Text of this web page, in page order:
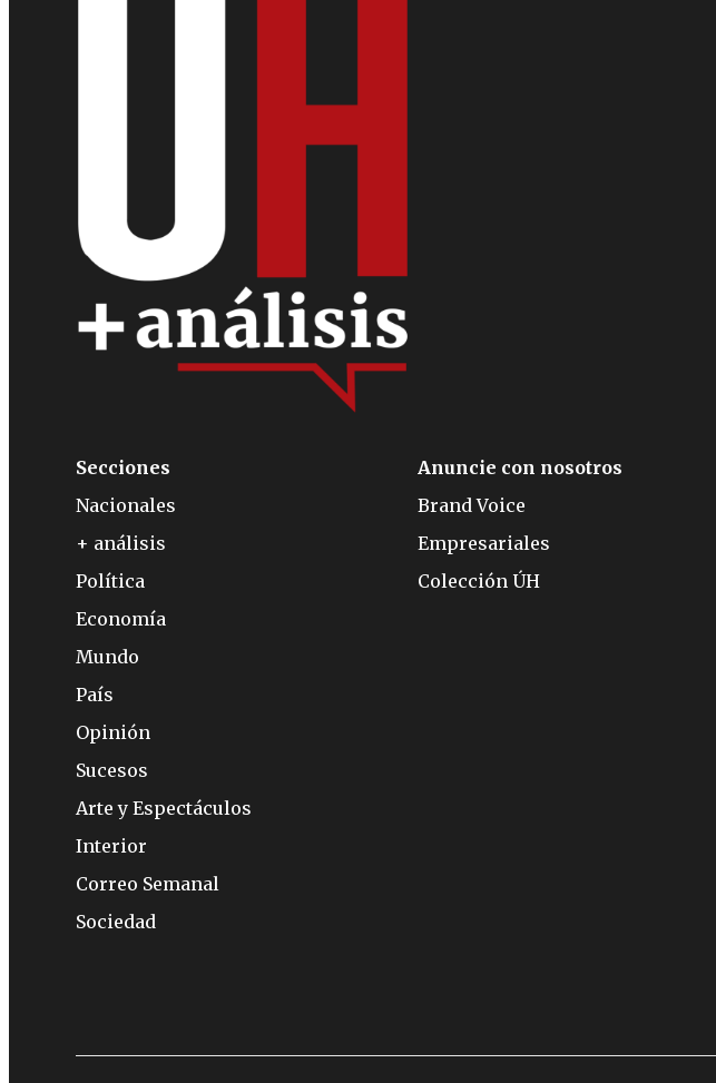
Secciones
Nacionales
+ análisis
Política
Economía
Mundo
País
Opinión
Sucesos
Arte y Espectáculos
Interior
Correo Semanal
Sociedad
Anuncie con nosotros
Brand Voice
Empresariales
Colección ÚH